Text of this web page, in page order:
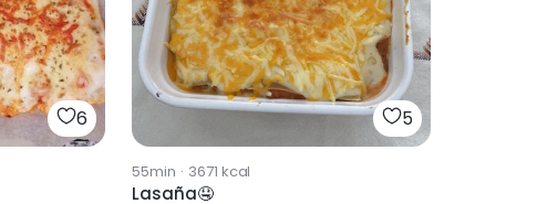
6 5
55min · 3671 kcal
Lasaña🤤